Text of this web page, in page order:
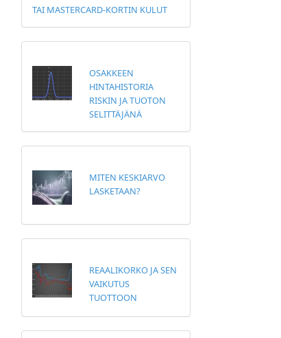
TAI MASTERCARD-KORTIN KULUT
OSAKKEEN
HINTAHISTORIA
RISKIN JA TUOTON
SELITTÄJÄNÄ
MITEN KESKIARVO
LASKETAAN?
REAALIKORKO JA SEN
VAIKUTUS
TUOTTOON